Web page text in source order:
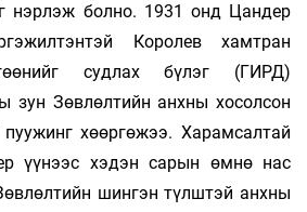
нэрлэж болно. 1931 онд Цандер
Королев хамтран
судлах бүлэг (ГИРД)
зун Зөвлөлтийн анхны хосолсон
хөөргөжээ. Харамсалтай
үүнээс хэдэн сарын өмнө нас
шингэн түлштэй анхны